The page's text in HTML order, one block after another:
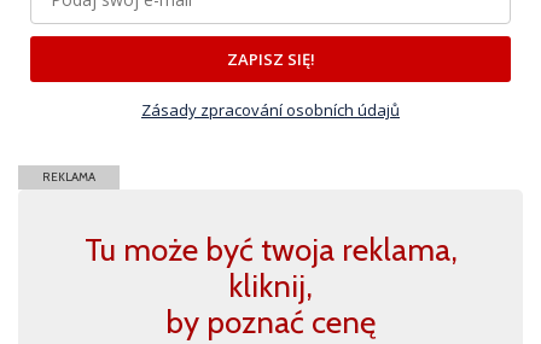
ZAPISZ SIĘ!
Zásady zpracování osobních údajů
REKLAMA
Tu może być twoja reklama,
kliknij,
by poznać cenę